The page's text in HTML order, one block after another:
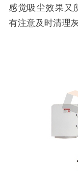
感觉吸尘效果又
有注意及时清理